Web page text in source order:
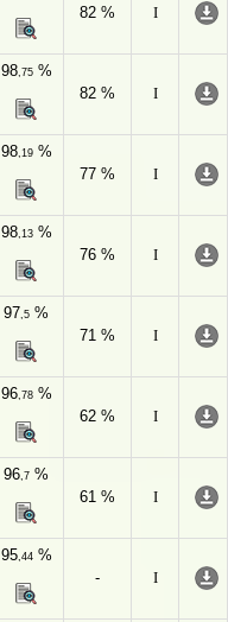
82 %
I
98,75%
82 %
I
98,19%
77 %
I
98,13%
76 %
I
97,5 %
71 %
I
96,78%
62 %
I
96,7 %
61 %
I
95,44%
-
I